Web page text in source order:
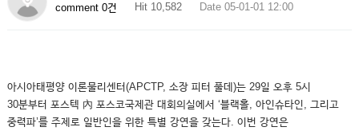
comment 0건
Hit 10,582 Date 05-01-01 12:00
아시아태평양 이론물리센터(APCTP, 소장 피터 풀데)는 29일 오후 5시
30분부터 포스텍 內 포스코국제관 대회의실에서 ‘블랙홀, 아인슈타인, 그리고
중력파’를 주제로 일반인을 위한 특별 강연을 갖는다. 이번 강연은